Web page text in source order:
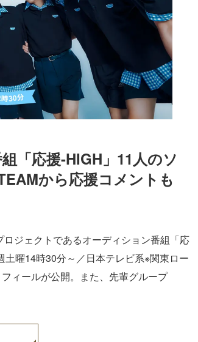
「応援-HIGH」11人のソ
から応援コメントも
ジェクトであるオーディション番組「応
曜14時30分～／日本テレビ系※関東ロー
ィールが公開。また、先輩グループ